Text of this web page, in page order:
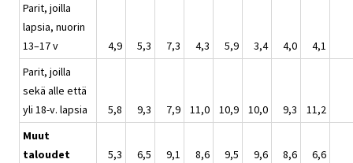
Parit, joilla
lapsia, nuorin
13–17 v
4,9 5,3 7,3 4,3 5,9 3,4 4,0
4,1
Parit, joilla
sekä alle että
yli 18-v. lapsia
5,8 9,3 7,9 11,0 10,9 10,0 9,3
11,2
Muut
taloudet
5,3 6,5 9,1 8,6 9,5 9,6 8,6 6,6